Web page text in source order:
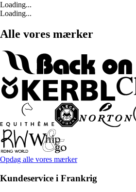
Loading...
Loading...
Alle vores mærker
Opdag alle vores mærker
Kundeservice i Frankrig